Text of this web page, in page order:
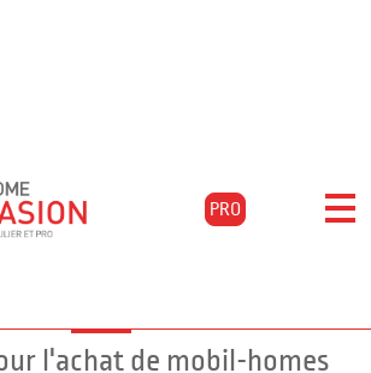
PRO
Filtrer les résultats
l'achat de mobil-homes